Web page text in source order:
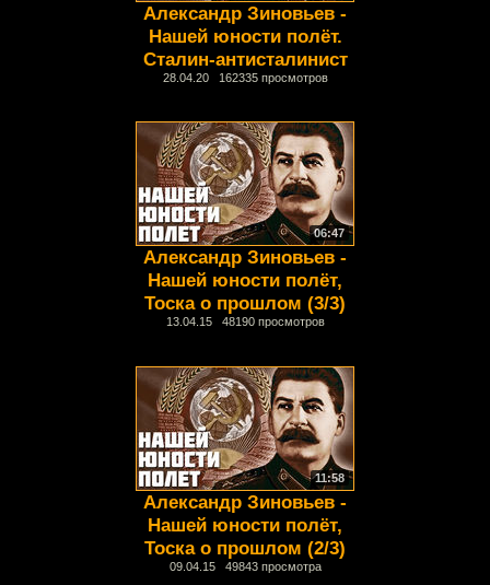
Александр Зиновьев -
Нашей юности полёт.
Сталин-антисталинист
28.04.20 162335 просмотров
06:47
Александр Зиновьев -
Нашей юности полёт,
Тоска о прошлом (3/3)
13.04.15 48190 просмотров
11:58
Александр Зиновьев -
Нашей юности полёт,
Тоска о прошлом (2/3)
09.04.15 49843 просмотра